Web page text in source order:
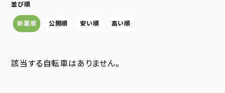
並び順
新着順 公開順 安い順 高い順
該当する自転車はありません。